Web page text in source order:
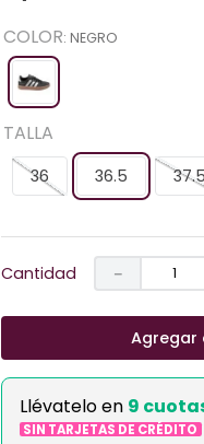
COLOR: NEGRO
TALLA
36 36.5 37.5
Cantidad －
Agregar
Llévatelo en 9
SIN TARJETAS DE CRÉDITO